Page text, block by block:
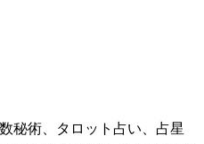
秘術、タロット占い、占星